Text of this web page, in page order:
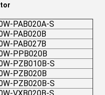
PAB020A-S
PAB020B
PAB027B
PPB020B
PZB010B-S
PZB020B
PZB020B-S